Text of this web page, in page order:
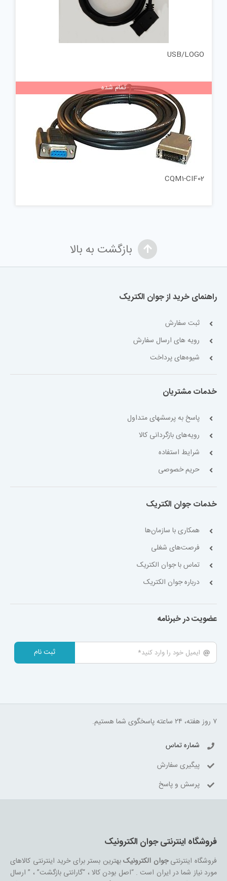
USB/LOGO
تمام شده
CQM1-CIF02
بازگشت به بالا
راهنمای خرید از جوان الکتریک
ثبت سفارش
رویه های ارسال سفارش
شیوه‌های پرداخت
خدمات مشتریان
پاسخ به پرسشهای متداول
رویه‌های بازگردانی کالا
شرایط استفاده
حریم خصوصی
خدمات جوان الکتریک
همکاری با سازمان‌ها
فرصت‌های شغلی
تماس با جوان الکتریک
درباره جوان الکتریک
عضویت در خبرنامه
ثبت نام
۷ روز هفته، ۲۴ ساعته پاسخگوی شما هستیم.
شماره تماس
پیگیری سفارش
پرسش و پاسخ
فروشگاه اینترنتی جوان الکترونیک
فروشگاه اینترنتیجوان الکترونیکبهترین بستر برای خرید اینترنتی کالاهای
مورد نیاز شما در ایران است . “اصل بودن کالا ، “گارانتی بازگشت” ، ” ارسال